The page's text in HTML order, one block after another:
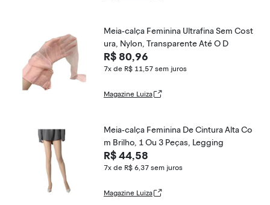
Meia-calça Feminina Ultrafina Sem Cost
ura, Nylon, Transparente Até O D
R$ 80,96
7x de R$ 11,57 sem juros
Magazine Luiza
Meia-calça Feminina De Cintura Alta Co
m Brilho, 1 Ou 3 Peças, Legging
R$ 44,58
7x de R$ 6,37 sem juros
Magazine Luiza